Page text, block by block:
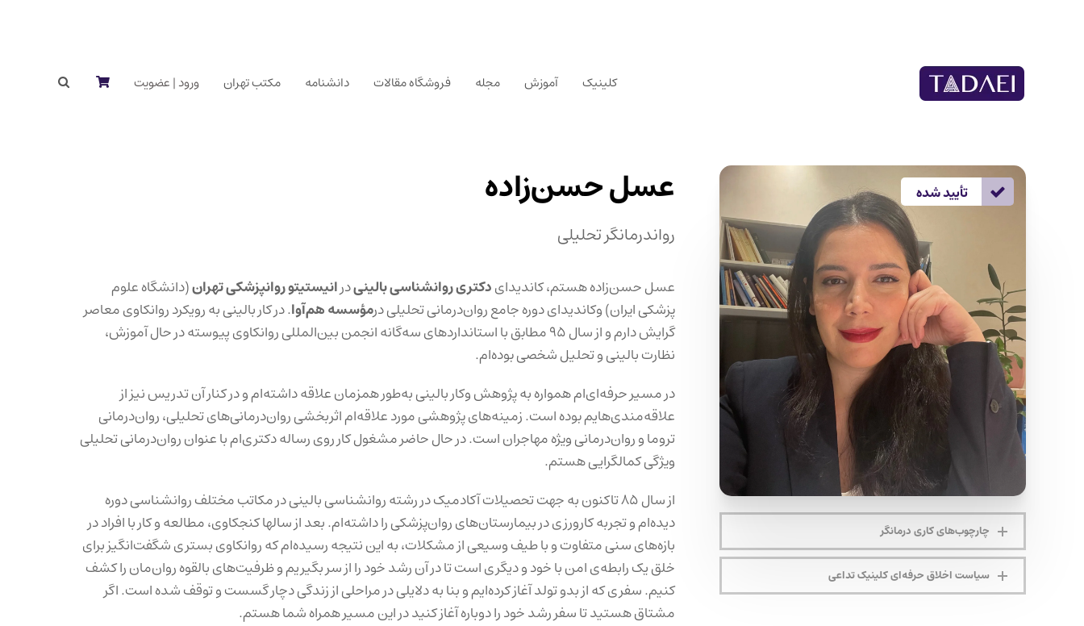
کلینیک آموزش مجله فروشگاه مقالات دانشنامه مکتب تهران ورود | عضویت
عسل حسن‌زاده
رواندرمانگر تحلیلی
عسل حسن‌زاده هستم، کاندیدایدکتری روانشناسی بالینیدرانیستیتو روانپزشکی تهران(دانشگاه علوم
پزشکی ایران) وکاندیدای دوره جامع روان‌درمانی تحلیلی درمؤسسه هم‌آوا. در کار بالینی به رویکرد روانکاوی معاصر
گرایش دارم و از سال ۹۵ مطابق با استانداردهای سه‌گانه انجمن بین‌المللی روانکاوی پیوسته در حال آموزش،
نظارت بالینی و تحلیل شخصی بوده‌ام.
در مسیر حرفه‌ای‌ام همواره به پژوهش وکار بالینی به‌طور همزمان علاقه داشته‌ام و در کنار آن تدریس نیز از
علاقه‌مندی‌هایم بوده است. زمینه‌های پژوهشی مورد علاقه‌ام اثربخشی روان‌درمانی‌های تحلیلی، روان‌درمانی
تروما و روان‌درمانی ویژه مهاجران است. در حال حاضر مشغول کار روی رساله دکتری‌ام با عنوان روان‌درمانی تحلیلی
ویژگی کمالگرایی هستم.
از سال ۸۵ تاکنون به جهت تحصیلات آکادمیک در رشته روانشناسی بالینی در مکاتب مختلف روانشناسی دوره
دیده‌ام و تجربه کارورزی در بیمارستان‌های روان‌پزشکی را داشته‌ام. بعد از سالها کنجکاوی، مطالعه و کار با افراد در
بازه‌های سنی متفاوت و با طیف وسیعی از مشکلات، به این نتیجه رسیده‌ام که روانکاوی بستری شگفت‌انگیز برای
خلق یک رابطه‌ی امن با خود و دیگری است تا در آن رشد خود را از سر بگیریم و ظرفیت‌های بالقوه روان‌مان را کشف
کنیم. سفری که از بدو تولد آغاز کرده‌ایم و بنا به دلایلی در مراحلی از زندگی دچار گسست و توقف شده است. اگر
مشتاق هستید تا سفر رشد خود را دوباره آغاز کنید در این مسیر همراه شما هستم.
تأیید شده
چارچوب‌های کاری درمانگر
سیاست اخلاق حرفه‌ای کلینیک تداعی